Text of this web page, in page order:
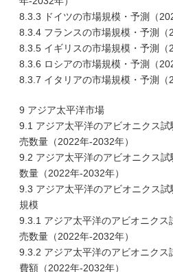
8.3.3 ドイツの市場規模・予測（
8.3.4 フランスの市場規模・予測（
8.3.5 イギリスの市場規模・予測（
8.3.6 ロシアの市場規模・予測（
8.3.7 イタリアの市場規模・予測（
9 アジア太平洋市場
9.1 アジア太平洋のアビオニクス
売数量（2022年-2032年）
9.2 アジア太平洋のアビオニクス
数量（2022年-2032年）
9.3 アジア太平洋のアビオニクス
規模
9.3.1 アジア太平洋のアビオニクス
売数量（2022年-2032年）
9.3.2 アジア太平洋のアビオニクス
費額（2022年-2032年）